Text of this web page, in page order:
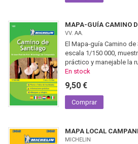
MAPA-GUÍA CAMINO
VV. AA.
El Mapa-guía Camino
escala 1/150 000,
práctico y manejable la
En stock
9,50 €
Comprar
MAPA LOCAL
MICHELIN